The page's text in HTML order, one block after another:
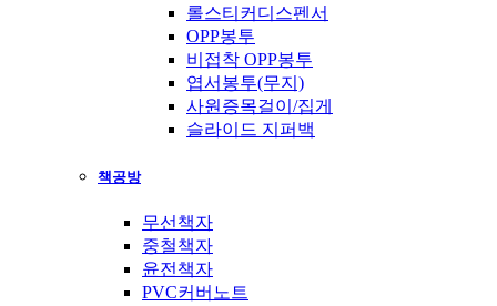
롤스티커디스펜서
OPP봉투
비접착 OPP봉투
엽서봉투(무지)
사원증목걸이/집게
슬라이드 지퍼백
책공방
무선책자
중철책자
윤전책자
PVC커버노트